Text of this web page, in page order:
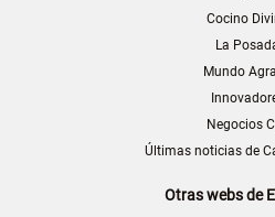
Cocino
La
Mundo
Negocios
Últimas noticias de
Otras webs de